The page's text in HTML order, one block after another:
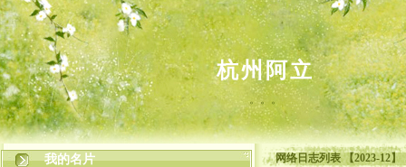
杭州阿立
。。。
我的名片 网络日志列表 【2023-12】